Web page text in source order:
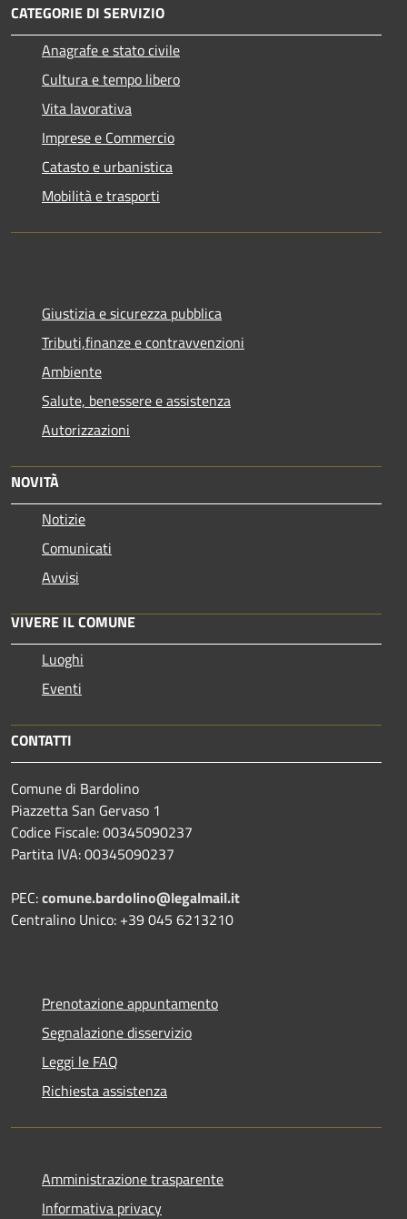
CATEGORIE DI SERVIZIO
Anagrafe e stato civile
Cultura e tempo libero
Vita lavorativa
Imprese e Commercio
Catasto e urbanistica
Mobilità e trasporti
Giustizia e sicurezza pubblica
Tributi,finanze e contravvenzioni
Ambiente
Salute, benessere e assistenza
Autorizzazioni
NOVITÀ
Notizie
Comunicati
Avvisi
VIVERE IL COMUNE
Luoghi
Eventi
CONTATTI
Comune di Bardolino
Piazzetta San Gervaso 1
Codice Fiscale: 00345090237
Partita IVA: 00345090237
PEC:comune.bardolino@legalmail.it
Centralino Unico: +39 045 6213210
Prenotazione appuntamento
Segnalazione disservizio
Leggi le FAQ
Richiesta assistenza
Amministrazione trasparente
Informativa privacy